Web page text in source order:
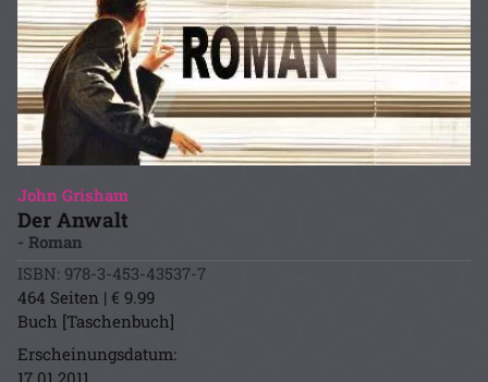
John Grisham
Der Anwalt
- Roman
ISBN: 978-3-453-43537-7
464 Seiten | € 9.99
Buch [Taschenbuch]
Erscheinungsdatum: